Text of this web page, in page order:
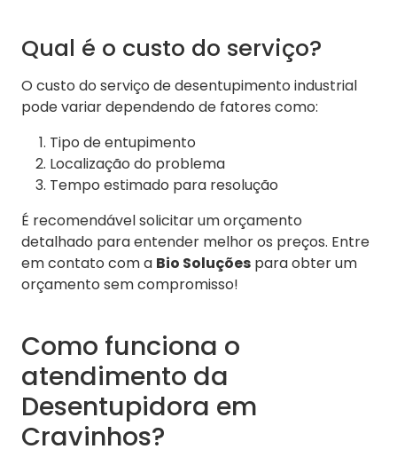
Qual é o custo do serviço?
O custo do serviço de desentupimento industrial
pode variar dependendo de fatores como:
Tipo de entupimento
Localização do problema
Tempo estimado para resolução
É recomendável solicitar um orçamento
detalhado para entender melhor os preços. Entre
em contato com a Bio Soluções para obter um
orçamento sem compromisso!
Como funciona o
atendimento da
Desentupidora em
Cravinhos?